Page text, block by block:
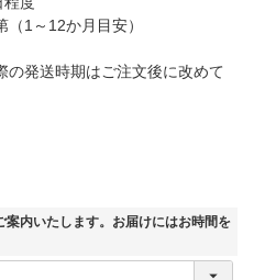
1～12か月目安）
発送時期はご注文後に改めて
内いたします。お届けにはお時間を